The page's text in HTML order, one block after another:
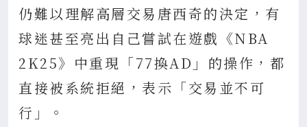
仍難以理解高層交易唐西奇的決定，有
球迷甚至亮出自己嘗試在遊戲《NBA
2K25》中重現「77換AD」的操作，都
直接被系統拒絕，表示「交易並不可
行」。